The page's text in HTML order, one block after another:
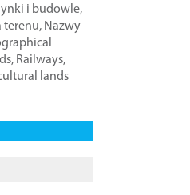
i budowle,
terenu, Nazwy
, Railways,
lands